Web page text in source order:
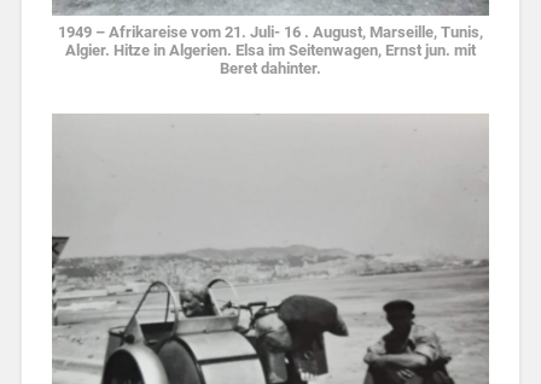
1949 – Afrikareise vom 21. Juli- 16 . August, Marseille, Tunis,
Algier. Hitze in Algerien. Elsa im Seitenwagen, Ernst jun. mit
Beret dahinter.